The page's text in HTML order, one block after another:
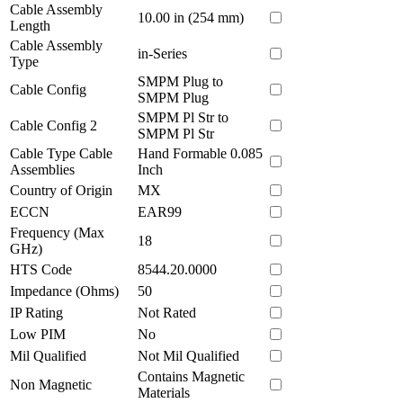
Cable Assembly
Length
10.00 in (254 mm)
Cable Assembly
Type
in-Series
Cable Config
SMPM Plug to
SMPM Plug
Cable Config 2
SMPM Pl Str to
SMPM Pl Str
Cable Type Cable
Assemblies
Hand Formable 0.085
Inch
Country of Origin
MX
ECCN
EAR99
Frequency (Max
GHz)
18
HTS Code
8544.20.0000
Impedance (Ohms)
50
IP Rating
Not Rated
Low PIM
No
Mil Qualified
Not Mil Qualified
Non Magnetic
Contains Magnetic
Materials